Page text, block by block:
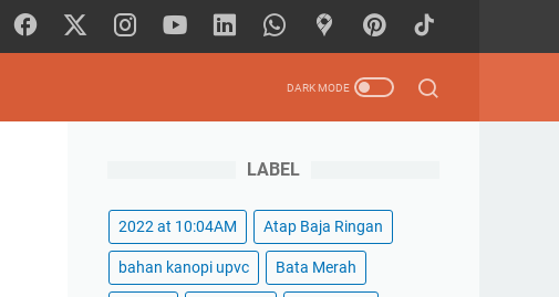
LABEL
2022 at 10:04AM Atap Baja Ringan
bahan kanopi upvc Bata Merah